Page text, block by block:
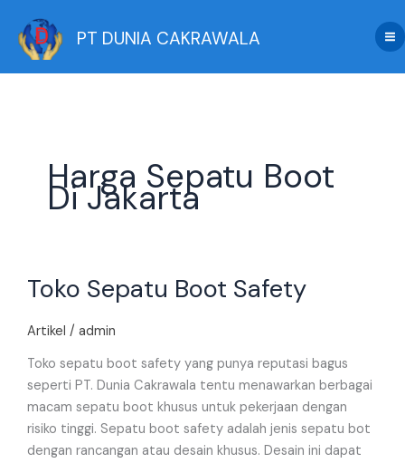
content
PT DUNIA CAKRAWALA
Harga Sepatu Boot
Di Jakarta
Toko Sepatu Boot Safety
Artikel / admin
Toko sepatu boot safety yang punya reputasi bagus
seperti PT. Dunia Cakrawala tentu menawarkan berbagai
macam sepatu boot khusus untuk pekerjaan dengan
risiko tinggi. Sepatu boot safety adalah jenis sepatu bot
dengan rancangan atau desain khusus. Desain ini dapat
Sepatu
Safety